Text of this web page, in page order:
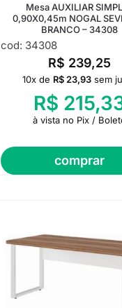
Mesa AUXILIAR
0,90X0,45m NOGAL
BRANCO – 34308
cod: 34308
R$ 239,25
comprar
10x de R$ 23,93 sem
R$
à vista no Pix /